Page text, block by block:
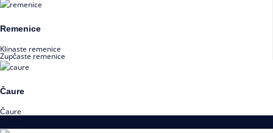
Remenice
Klinaste remenice
Zupčaste remenice
Čaure
Čaure